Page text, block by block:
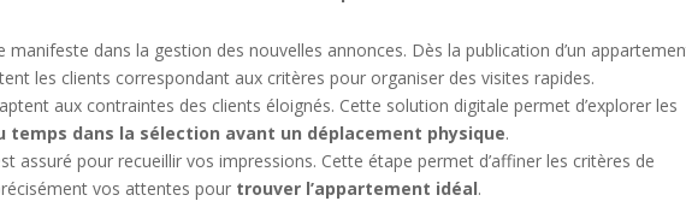
manifeste dans la gestion des nouvelles annonces. Dès la publication d’un
les clients correspondant aux critères pour organiser des visites rapides.
aux contraintes des clients éloignés. Cette solution digitale permet d’explorer les
temps dans la sélection avant un déplacement physique.
assuré pour recueillir vos impressions. Cette étape permet d’affiner les critères de
vos attentes pour trouver l’appartement idéal.